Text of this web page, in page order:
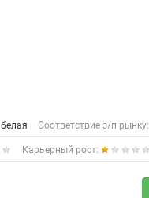
белая Соответствие з/п рынку:
Карьерный рост: